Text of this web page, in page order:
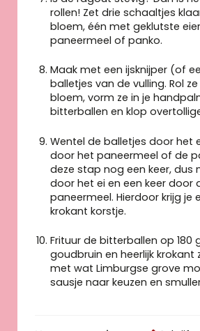
rollen! Zet drie schaaltjes
bloem, één met geklutste
paneermeel of panko.
Maak met een ijsknijper (of
balletjes van de vulling. Rol
bloem, vorm ze in je
bitterballen en klop
Wentel de balletjes door het
door het paneermeel of de
deze stap nog een keer, dus
door het ei en een keer door
paneermeel. Hierdoor krijg je
krokant korstje.
Frituur de bitterballen op 180
goudbruin en heerlijk krokant
met wat Limburgse grove
sausje naar keuzen en